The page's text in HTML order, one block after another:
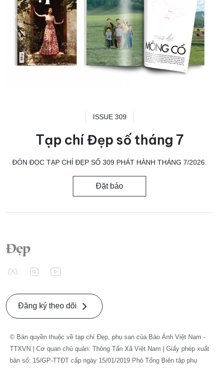
ISSUE 309
Tạp chí Đẹp số tháng 7
ĐÓN ĐỌC TẠP CHÍ ĐẸP SỐ 309 PHÁT HÀNH THÁNG 7/2026.
Đặt báo
Đăng ký theo dõi
© Bản quyền thuộc về tạp chí Đẹp, phụ san của Báo Ảnh Việt Nam -
TTXVN | Cơ quan chủ quản: Thông Tấn Xã Việt Nam | Giấy phép xuất
bản số: 15/GP-TTĐT cấp ngày 15/01/2019 Phó Tổng Biên tập phụ